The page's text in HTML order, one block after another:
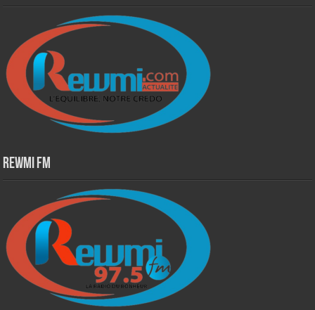
Rewmi Fm